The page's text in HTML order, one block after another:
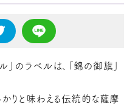
のラベルは、「錦の御旗」
りと味わえる伝統的な薩摩